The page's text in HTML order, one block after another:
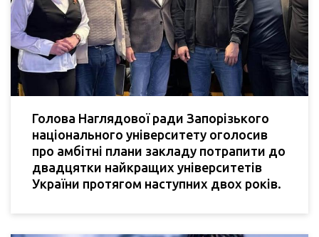
Голова Наглядової ради Запорізького
національного університету оголосив
про амбітні плани закладу потрапити до
двадцятки найкращих університетів
України протягом наступних двох років.